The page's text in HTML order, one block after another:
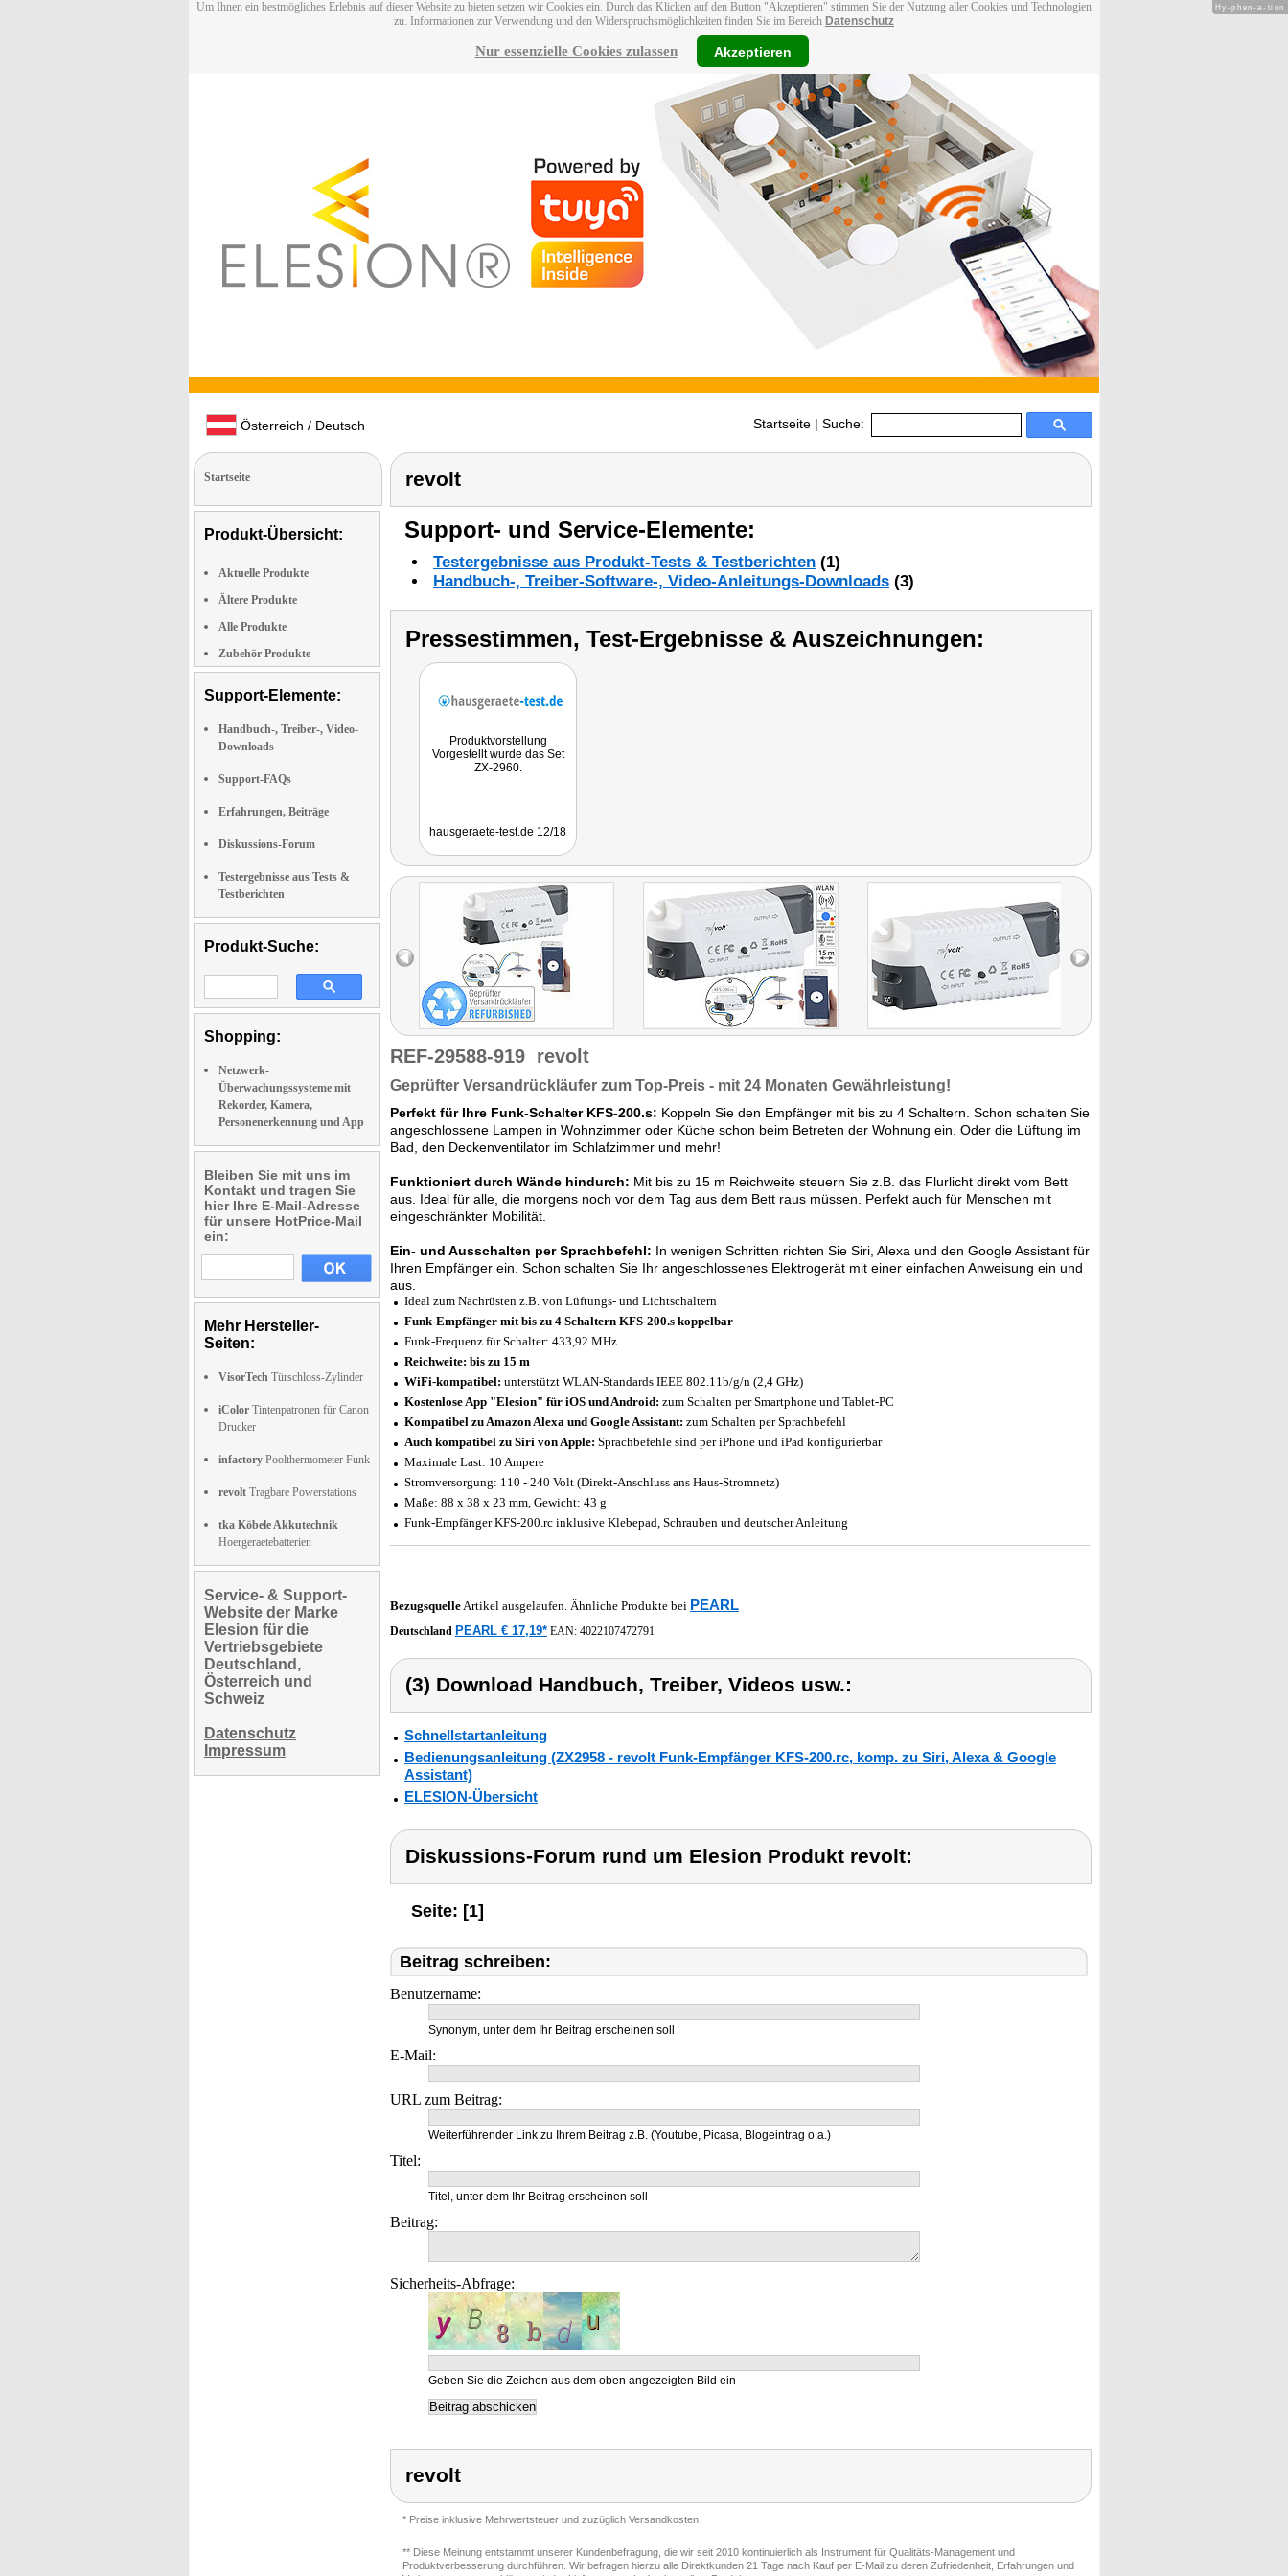
Um Ihnen ein bestmögliches Erlebnis auf dieser Website zu bieten setzen wir Cookies ein. Durch das Klicken auf den Button "Akzeptieren" stimmen Sie der Nutzung aller Cookies und Technologien
zu. Informationen zur Verwendung und den Widerspruchsmöglichkeiten finden Sie im Bereich Datenschutz
Nur essenzielle Cookies zulassen Akzeptieren
Österreich / Deutsch Startseite | Suche:
Startseite
Produkt-Übersicht:
Aktuelle Produkte
Ältere Produkte
Alle Produkte
Zubehör Produkte
Support-Elemente:
Handbuch-, Treiber-, Video-
Downloads
Support-FAQs
Erfahrungen, Beiträge
Diskussions-Forum
Testergebnisse aus Tests &
Testberichten
Produkt-Suche:
Shopping:
Netzwerk-
Überwachungssysteme mit
Rekorder, Kamera,
Personenerkennung und App
Bleiben Sie mit uns im
Kontakt und tragen Sie
hier Ihre E-Mail-Adresse
für unsere HotPrice-Mail
ein:
Mehr Hersteller-
Seiten:
VisorTech Türschloss-Zylinder
iColor Tintenpatronen für Canon
Drucker
infactory Poolthermometer Funk
revolt Tragbare Powerstations
tka Köbele Akkutechnik
Hoergeraetebatterien
Service- & Support-
Website der Marke
Elesion für die
Vertriebsgebiete
Deutschland,
Österreich und
Schweiz
Datenschutz
Impressum
revolt
Support- und Service-Elemente:
Testergebnisse aus Produkt-Tests & Testberichten (1)
Handbuch-, Treiber-Software-, Video-Anleitungs-Downloads (3)
Pressestimmen, Test-Ergebnisse & Auszeichnungen:
Produktvorstellung
Vorgestellt wurde das Set
ZX-2960.
hausgeraete-test.de 12/18
REF-29588-919 revolt
Geprüfter Versandrückläufer zum Top-Preis - mit 24 Monaten Gewährleistung!
Perfekt für Ihre Funk-Schalter KFS-200.s: Koppeln Sie den Empfänger mit bis zu 4 Schaltern. Schon schalten Sie
angeschlossene Lampen in Wohnzimmer oder Küche schon beim Betreten der Wohnung ein. Oder die Lüftung im
Bad, den Deckenventilator im Schlafzimmer und mehr!
Funktioniert durch Wände hindurch: Mit bis zu 15 m Reichweite steuern Sie z.B. das Flurlicht direkt vom Bett
aus. Ideal für alle, die morgens noch vor dem Tag aus dem Bett raus müssen. Perfekt auch für Menschen mit
eingeschränkter Mobilität.
Ein- und Ausschalten per Sprachbefehl: In wenigen Schritten richten Sie Siri, Alexa und den Google Assistant für
Ihren Empfänger ein. Schon schalten Sie Ihr angeschlossenes Elektrogerät mit einer einfachen Anweisung ein und
aus.
Ideal zum Nachrüsten z.B. von Lüftungs- und Lichtschaltern
Funk-Empfänger mit bis zu 4 Schaltern KFS-200.s koppelbar
Funk-Frequenz für Schalter: 433,92 MHz
Reichweite: bis zu 15 m
WiFi-kompatibel: unterstützt WLAN-Standards IEEE 802.11b/g/n (2,4 GHz)
Kostenlose App "Elesion" für iOS und Android: zum Schalten per Smartphone und Tablet-PC
Kompatibel zu Amazon Alexa und Google Assistant: zum Schalten per Sprachbefehl
Auch kompatibel zu Siri von Apple: Sprachbefehle sind per iPhone und iPad konfigurierbar
Maximale Last: 10 Ampere
Stromversorgung: 110 - 240 Volt (Direkt-Anschluss ans Haus-Stromnetz)
Maße: 88 x 38 x 23 mm, Gewicht: 43 g
Funk-Empfänger KFS-200.rc inklusive Klebepad, Schrauben und deutscher Anleitung
BezugsquelleArtikel ausgelaufen. Ähnliche Produkte bei PEARL
Deutschland PEARL € 17,19* EAN: 4022107472791
(3) Download Handbuch, Treiber, Videos usw.:
Schnellstartanleitung
Bedienungsanleitung (ZX2958 - revolt Funk-Empfänger KFS-200.rc, komp. zu Siri, Alexa & Google
Assistant)
ELESION-Übersicht
Diskussions-Forum rund um Elesion Produkt revolt:
Seite: [1]
Beitrag schreiben:
Benutzername:
Synonym, unter dem Ihr Beitrag erscheinen soll
E-Mail:
URL zum Beitrag:
Weiterführender Link zu Ihrem Beitrag z.B. (Youtube, Picasa, Blogeintrag o.a.)
Titel:
Titel, unter dem Ihr Beitrag erscheinen soll
Beitrag:
Sicherheits-Abfrage:
Geben Sie die Zeichen aus dem oben angezeigten Bild ein
revolt
* Preise inklusive Mehrwertsteuer und zuzüglich Versandkosten
** Diese Meinung entstammt unserer Kundenbefragung, die wir seit 2010 kontinuierlich als Instrument für Qualitäts-Management und
Produktverbesserung durchführen. Wir befragen hierzu alle Direktkunden 21 Tage nach Kauf per E-Mail zu deren Zufriedenheit, Erfahrungen und
Hy-phen-a-tion